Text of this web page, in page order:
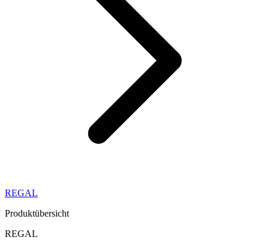
REGAL
Produktübersicht
REGAL